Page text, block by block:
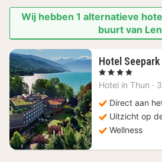
Wij hebben 1 alternatieve
buurt van
Hotel
, 4 Sterren
Hotel in Thun ·
Direct aan
Uitzicht op
Wellness